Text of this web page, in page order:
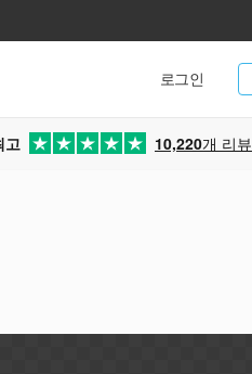
로그인
고 10,220개 리뷰